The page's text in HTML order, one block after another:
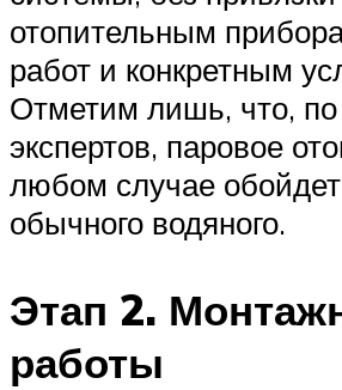
отопительным
работ и конкретным
Отметим лишь, что,
экспертов, паровое
любом случае
обычного водяного.
Этап 2.
работы